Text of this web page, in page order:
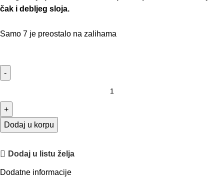
čak i debljeg sloja.
Samo 7 je preostalo na zalihama
Dodaj u korpu
Dodaj u listu želja
Dodatne informacije